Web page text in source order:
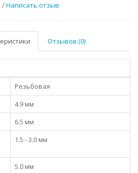
/Написать отзыв
Отзывов (0)
Резьбовая
4.9 мм
6.5 мм
1.5 - 3.0 мм
5.0 мм